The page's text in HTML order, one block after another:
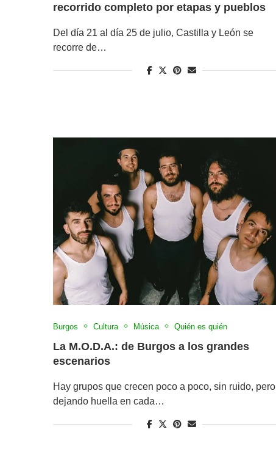
recorrido completo por etapas y pueblos
Del día 21 al día 25 de julio, Castilla y León se
recorre de…
Burgos Cultura Música Quién es quién
La M.O.D.A.: de Burgos a los grandes
escenarios
Hay grupos que crecen poco a poco, sin ruido, pero
dejando huella en cada…